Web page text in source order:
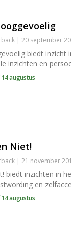
| 20 september
biedt inzicht
inzichten en
augustus
Niet!
| 21 november
biedt inzichten in
en
augustus